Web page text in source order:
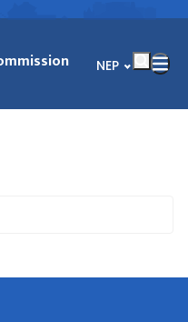
भाषा चयन गर्नुहोस्
NEP